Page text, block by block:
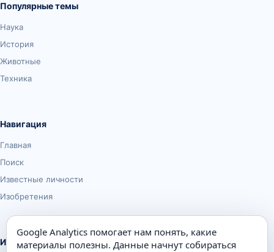
Популярные темы
Наука
История
Животные
Техника
Навигация
Главная
Поиск
Известные личности
Изобретения
Информация
Google Analytics помогает нам понять, какие
материалы полезны. Данные начнут собираться